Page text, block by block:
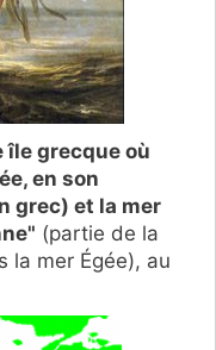
île grecque où
en son
grec) et la mer
(partie de la
la mer Égée), au